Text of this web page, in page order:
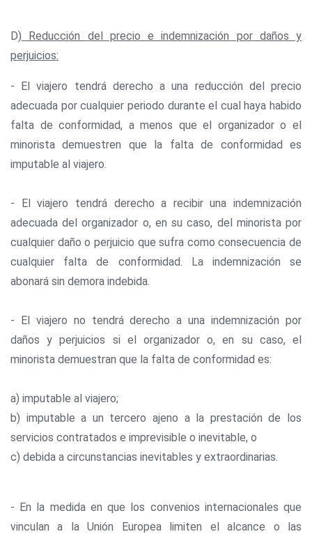
D) Reducción del precio e indemnización por daños y
perjuicios:
- El viajero tendrá derecho a una reducción del precio
adecuada por cualquier periodo durante el cual haya habido
falta de conformidad, a menos que el organizador o el
minorista demuestren que la falta de conformidad es
imputable al viajero.
- El viajero tendrá derecho a recibir una indemnización
adecuada del organizador o, en su caso, del minorista por
cualquier daño o perjuicio que sufra como consecuencia de
cualquier falta de conformidad. La indemnización se
abonará sin demora indebida.
- El viajero no tendrá derecho a una indemnización por
daños y perjuicios si el organizador o, en su caso, el
minorista demuestran que la falta de conformidad es:
a) imputable al viajero;
b) imputable a un tercero ajeno a la prestación de los
servicios contratados e imprevisible o inevitable, o
c) debida a circunstancias inevitables y extraordinarias.
- En la medida en que los convenios internacionales que
vinculan a la Unión Europea limiten el alcance o las